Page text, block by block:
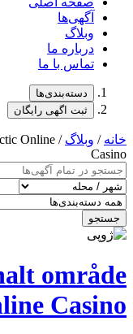
آگهی‌ها
وبلاگ
درباره ما
تماس با ما
دسته‌بندی‌ها
ثبت اگهی رایگان
خانه / وبلاگ
Online
Casino
جستجو
område
Casino